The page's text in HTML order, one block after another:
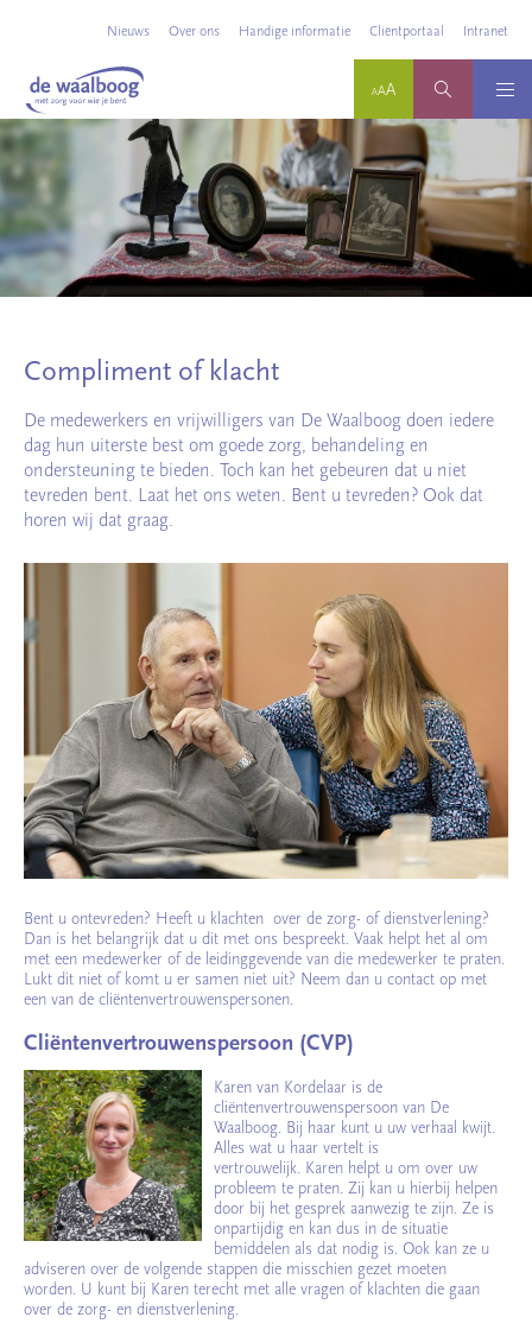
Nieuws Over ons Handige informatie Cliëntportaal Intranet
Compliment of klacht
De medewerkers en vrijwilligers van De Waalboog doen iedere
dag hun uiterste best om goede zorg, behandeling en
ondersteuning te bieden. Toch kan het gebeuren dat u niet
tevreden bent. Laat het ons weten. Bent u tevreden? Ook dat
horen wij dat graag.
Bent u ontevreden? Heeft u klachten over de zorg- of dienstverlening?
Dan is het belangrijk dat u dit met ons bespreekt. Vaak helpt het al om
met een medewerker of de leidinggevende van die medewerker te praten.
Lukt dit niet of komt u er samen niet uit? Neem dan u contact op met
een van de cliëntenvertrouwenspersonen.
Cliëntenvertrouwenspersoon (CVP)
Karen van Kordelaar is de
cliëntenvertrouwenspersoon van De
Waalboog. Bij haar kunt u uw verhaal kwijt.
Alles wat u haar vertelt is
vertrouwelijk. Karen helpt u om over uw
probleem te praten. Zij kan u hierbij helpen
door bij het gesprek aanwezig te zijn. Ze is
onpartijdig en kan dus in de situatie
bemiddelen als dat nodig is. Ook kan ze u
adviseren over de volgende stappen die misschien gezet moeten
worden. U kunt bij Karen terecht met alle vragen of klachten die gaan
over de zorg- en dienstverlening.